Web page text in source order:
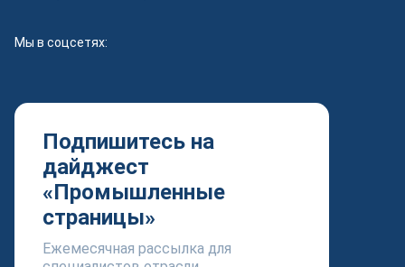
Мы в соцсетях:
Подпишитесь на
дайджест
«Промышленные
страницы»
Ежемесячная рассылка для